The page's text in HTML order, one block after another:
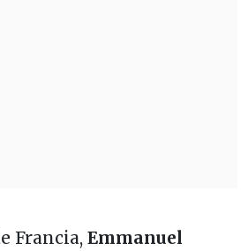
Francia, Emmanuel